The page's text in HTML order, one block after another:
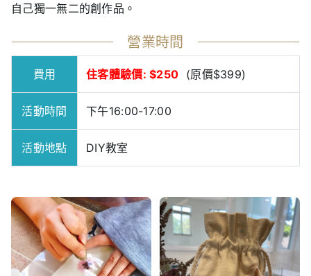
自己獨一無二的創作品。
營業時間
費用 住客體驗價: $250 (原價$399)
活動時間 下午16:00-17:00
活動地點 DIY教室